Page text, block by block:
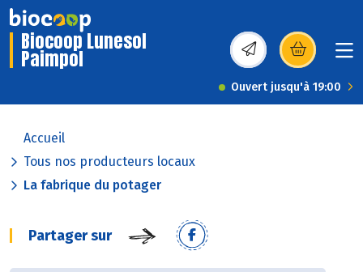
Biocoop Lunesol
Paimpol (s’ouvre dans une
Ouvert jusqu'à 19:00
Accueil
Tous nos producteurs locaux
La fabrique du potager
Partager sur